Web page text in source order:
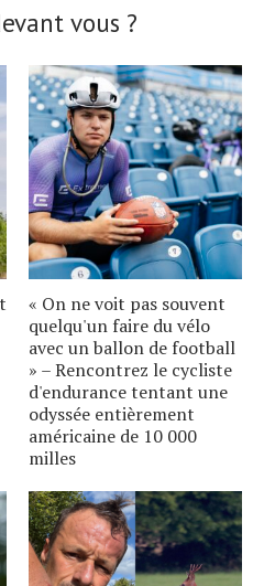
vous ?
« On ne voit pas souvent
quelqu'un faire du vélo
avec un ballon de football
» – Rencontrez le cycliste
d'endurance tentant une
odyssée entièrement
américaine de 10 000
milles